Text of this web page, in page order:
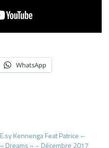
WhatsApp
E.sy Kennenga Feat Patrice –
« Dreams » – Décembre 2017